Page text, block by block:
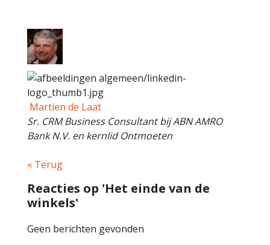
Martien de Laat
Sr. CRM Business Consultant bij ABN AMRO
Bank N.V. en kernlid Ontmoeten
« Terug
Reacties op 'Het einde van de
winkels'
Geen berichten gevonden